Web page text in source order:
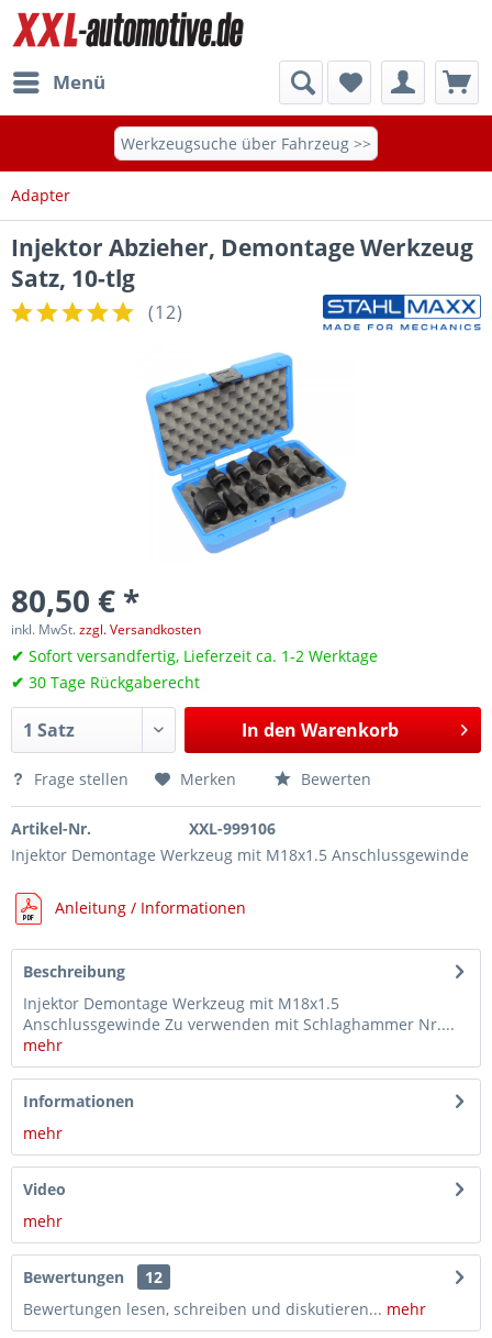
Menü
Werkzeugsuche über Fahrzeug >>
Adapter
Injektor Abzieher, Demontage Werkzeug
Satz, 10-tlg
(12)
80,50 € *
inkl. MwSt.zzgl. Versandkosten
✔ Sofort versandfertig, Lieferzeit ca. 1-2 Werktage
✔ 30 Tage Rückgaberecht
In den Warenkorb
Frage stellen Merken Bewerten
Artikel-Nr.
XXL-999106
Injektor Demontage Werkzeug mit M18x1.5 Anschlussgewinde
Anleitung / Informationen
Beschreibung
Injektor Demontage Werkzeug mit M18x1.5
Anschlussgewinde Zu verwenden mit Schlaghammer Nr....
mehr
Informationen
mehr
Video
mehr
Bewertungen
12
Bewertungen lesen, schreiben und diskutieren... mehr